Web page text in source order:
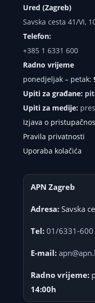
Ured (Zagreb)
Savska cesta 41/VI,
Telefon:
+385 1 6331 600
Radno vrijeme
ponedjeljak – petak:
Upiti za građane:
Upiti za medije:
Izjava o
Pravila privatnosti
Uporaba kolačića
APN Zagreb
Adresa:Savska
Tel: 01/6331-600
E-mail:
Radno vrijeme:
14:00h